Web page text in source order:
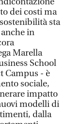
dei costi ma
sta
in
Marella
School
Campus - è
sociale,
impatto
modelli di
dalla